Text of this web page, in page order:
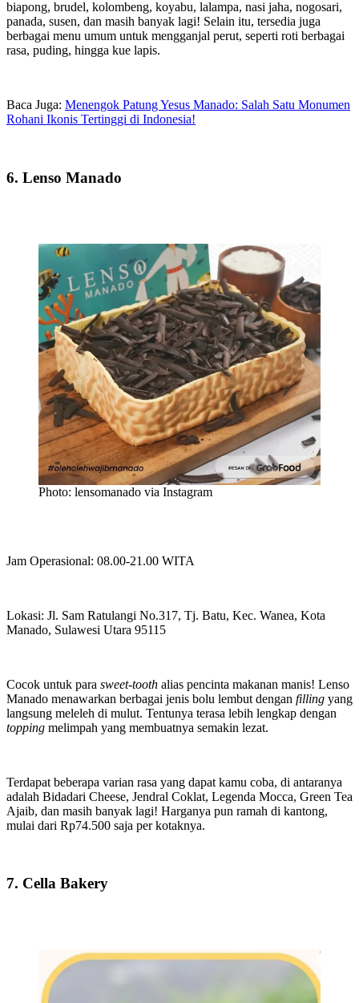
biapong, brudel, kolombeng, koyabu, lalampa, nasi jaha, nogosari,
panada, susen, dan masih banyak lagi! Selain itu, tersedia juga
berbagai menu umum untuk mengganjal perut, seperti roti berbagai
rasa, puding, hingga kue lapis.
Baca Juga: Menengok Patung Yesus Manado: Salah Satu Monumen
Rohani Ikonis Tertinggi di Indonesia!
6. Lenso Manado
Photo: lensomanado via Instagram
Jam Operasional: 08.00-21.00 WITA
Lokasi: Jl. Sam Ratulangi No.317, Tj. Batu, Kec. Wanea, Kota
Manado, Sulawesi Utara 95115
Cocok untuk para sweet-tooth alias pencinta makanan manis! Lenso
Manado menawarkan berbagai jenis bolu lembut dengan filling yang
langsung meleleh di mulut. Tentunya terasa lebih lengkap dengan
topping melimpah yang membuatnya semakin lezat.
Terdapat beberapa varian rasa yang dapat kamu coba, di antaranya
adalah Bidadari Cheese, Jendral Coklat, Legenda Mocca, Green Tea
Ajaib, dan masih banyak lagi! Harganya pun ramah di kantong,
mulai dari Rp74.500 saja per kotaknya.
7. Cella Bakery